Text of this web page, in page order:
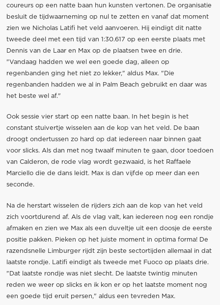
coureurs op een natte baan hun kunsten vertonen. De organisatie
besluit de tijdwaarneming op nul te zetten en vanaf dat moment
zien we Nicholas Latifi het veld aanvoeren. Hij eindigt dit natte
tweede deel met een tijd van 1:30.617 op een eerste plaats met
Dennis van de Laar en Max op de plaatsen twee en drie.
"Vandaag hadden we wel een goede dag, alleen op
regenbanden ging het niet zo lekker," aldus Max. "Die
regenbanden hadden we al in Palm Beach gebruikt en daar was
het beste wel af."
Ook sessie vier start op een natte baan. In het begin is het
constant stuivertje wisselen aan de kop van het veld. De baan
droogt ondertussen zo hard op dat iedereen naar binnen gaat
voor slicks. Als dan met nog twaalf minuten te gaan, door toedoen
van Calderon, de rode vlag wordt gezwaaid, is het Raffaele
Marciello die de dans leidt. Max is dan vijfde op meer dan een
seconde.
Na de herstart wisselen de rijders zich aan de kop van het veld
zich voortdurend af. Als de vlag valt, kan iedereen nog een rondje
afmaken en zien we Max als een duveltje uit een doosje de eerste
positie pakken. Pieken op het juiste moment in optima forma! De
razendsnelle Limburger rijdt zijn beste sectortijden allemaal in dat
laatste rondje. Latifi eindigt als tweede met Fuoco op plaats drie.
"Dat laatste rondje was niet slecht. De laatste twintig minuten
reden we weer op slicks en ik kon er op het laatste moment nog
een goede tijd eruit persen," aldus een tevreden Max.